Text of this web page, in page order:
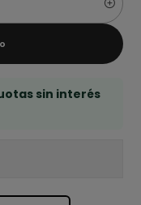
sin interés